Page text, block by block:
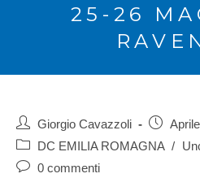
25-26
Giorgio Cavazzoli
DC EMILIA ROMAGNA /
0 commenti